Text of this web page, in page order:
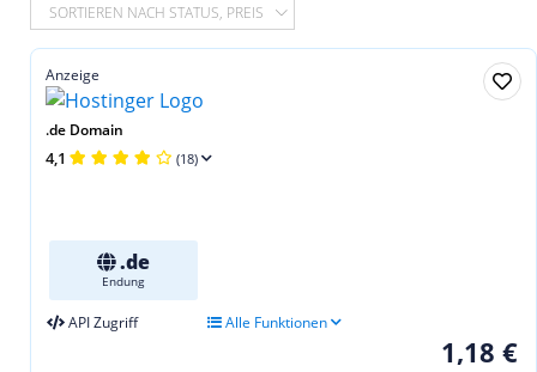
SORTIEREN NACH STATUS, PREIS
Anzeige
.de Domain
4,1 (18)
.de
Endung
API Zugriff Alle Funktionen
1,18 €